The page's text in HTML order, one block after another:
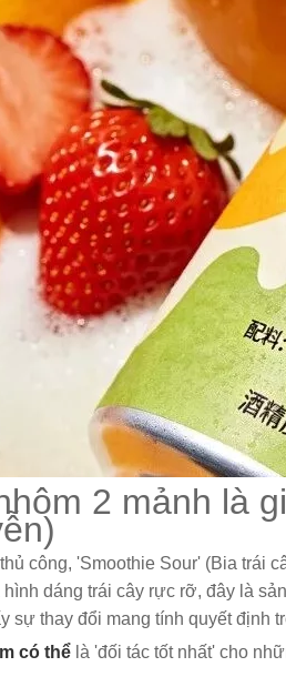
2 mảnh là
công, 'Smoothie Sour' (Bia trái
dáng trái cây rực rỡ, đây là
sự thay đổi mang tính quyết
có thể là 'đối tác tốt nhất' cho